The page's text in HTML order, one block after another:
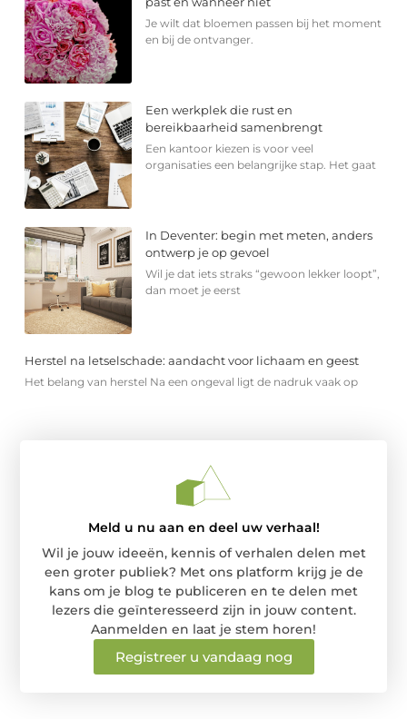
Je wilt dat bloemen passen bij het moment
en bij de ontvanger.
Een werkplek die rust en
bereikbaarheid samenbrengt
Een kantoor kiezen is voor veel
organisaties een belangrijke stap. Het gaat
In Deventer: begin met meten, anders
ontwerp je op gevoel
Wil je dat iets straks “gewoon lekker loopt”,
dan moet je eerst
Herstel na letselschade: aandacht voor lichaam en geest
Het belang van herstel Na een ongeval ligt de nadruk vaak op
Meld u nu aan en deel uw verhaal!
Wil je jouw ideeën, kennis of verhalen delen met
een groter publiek? Met ons platform krijg je de
kans om je blog te publiceren en te delen met
lezers die geïnteresseerd zijn in jouw content.
Aanmelden en laat je stem horen!
Registreer u vandaag nog